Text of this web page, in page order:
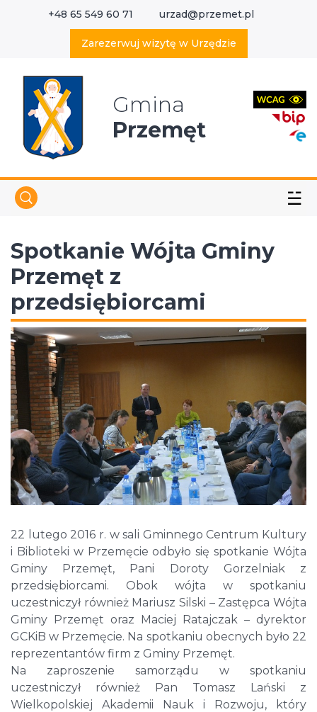
+48 65 549 60 71 urzad@przemet.pl
Zarezerwuj wizytę w Urzędzie
Gmina
Przemęt
☱
Spotkanie Wójta Gminy
Przemęt z
przedsiębiorcami
22 lutego 2016 r. w sali Gminnego Centrum Kultury
i Biblioteki w Przemęcie odbyło się spotkanie Wójta
Gminy Przemęt, Pani Doroty Gorzelniak z
przedsiębiorcami. Obok wójta w spotkaniu
uczestniczył również Mariusz Silski – Zastępca Wójta
Gminy Przemęt oraz Maciej Ratajczak – dyrektor
GCKiB w Przemęcie. Na spotkaniu obecnych było 22
reprezentantów firm z Gminy Przemęt.
Na zaproszenie samorządu w spotkaniu
uczestniczył również Pan Tomasz Lański z
Wielkopolskiej Akademii Nauk i Rozwoju, który
Wyszukaj w serwisie